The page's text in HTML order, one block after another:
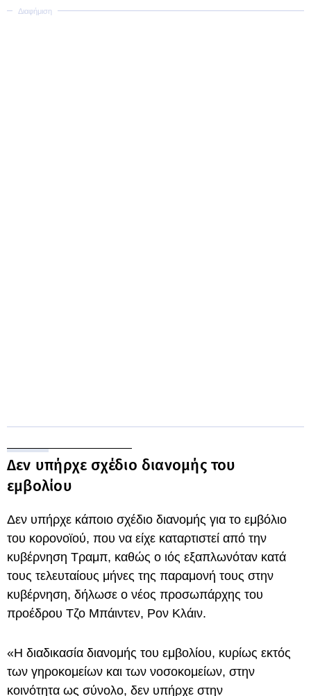
Δεν υπήρχε σχέδιο διανομής του
εμβολίου
Δεν υπήρχε κάποιο σχέδιο διανομής για το εμβόλιο
του κορονοϊού, που να είχε καταρτιστεί από την
κυβέρνηση Τραμπ, καθώς ο ιός εξαπλωνόταν κατά
τους τελευταίους μήνες της παραμονή τους στην
κυβέρνηση, δήλωσε ο νέος προσωπάρχης του
προέδρου Τζο Μπάιντεν, Ρον Κλάιν.
«Η διαδικασία διανομής του εμβολίου, κυρίως εκτός
των γηροκομείων και των νοσοκομείων, στην
κοινότητα ως σύνολο, δεν υπήρχε στην